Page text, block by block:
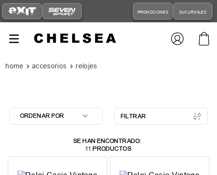
PROMOCIONES SUCURSALES
accesorios relojes
ORDENAR POR FILTRAR
11PRODUCTOS